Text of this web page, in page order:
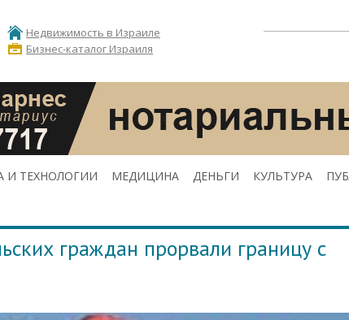
Недвижимость в Израиле
Бизнес-каталог Израиля
И ТЕХНОЛОГИИ МЕДИЦИНА ДЕНЬГИ КУЛЬТУРА
граждан прорвали границу с